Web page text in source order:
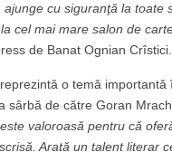
cu siguranţă la toate
cel mai mare salon de
de Banat Ognian Crîstici.
o temă
sârbă de către Goran
valoroasă pentru că
Arată un talent literar